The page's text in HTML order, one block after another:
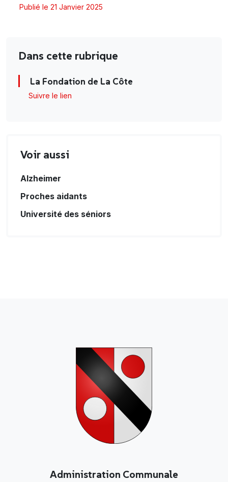
Publié le 21 Janvier 2025
Dans cette rubrique
La Fondation de La Côte
Suivre le lien
Voir aussi
Alzheimer
Proches aidants
Université des séniors
Administration Communale